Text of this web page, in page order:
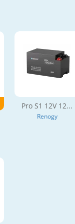
Pro S1 12V 12...
Renogy